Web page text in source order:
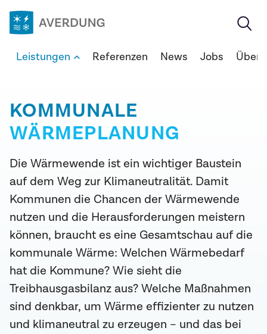
Zum
Inhalt
Ingenieure
GmbH
Leistungen Referenzen News Jobs Über
KOMMUNALE
WÄRMEPLANUNG
Die Wärmewende ist ein wichtiger Baustein
auf dem Weg zur Klimaneutralität. Damit
Kommunen die Chancen der Wärmewende
nutzen und die Herausforderungen meistern
können, braucht es eine Gesamtschau auf die
kommunale Wärme: Welchen Wärmebedarf
hat die Kommune? Wie sieht die
Treibhausgasbilanz aus? Welche Maßnahmen
sind denkbar, um Wärme effizienter zu nutzen
und klimaneutral zu erzeugen – und das bei